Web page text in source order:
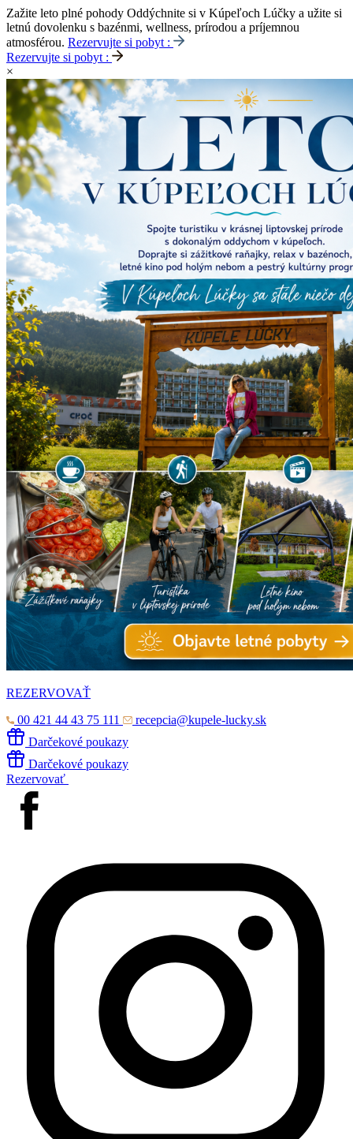
Zažite leto plné pohody Oddýchnite si v Kúpeľoch Lúčky a užite si
letnú dovolenku s bazénmi, wellness, prírodou a príjemnou
atmosférou. Rezervujte si pobyt :
Rezervujte si pobyt :
×
REZERVOVAŤ
00 421 44 43 75 111
recepcia@kupele-lucky.sk
Darčekové poukazy
Darčekové poukazy
Rezervovať